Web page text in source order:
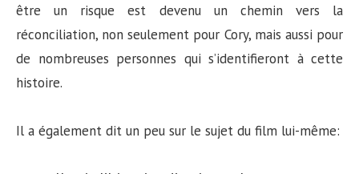
être un risque est devenu un chemin vers la
réconciliation, non seulement pour Cory, mais aussi pour
de nombreuses personnes qui s’identifieront à cette
histoire.
Il a également dit un peu sur le sujet du film lui-même: